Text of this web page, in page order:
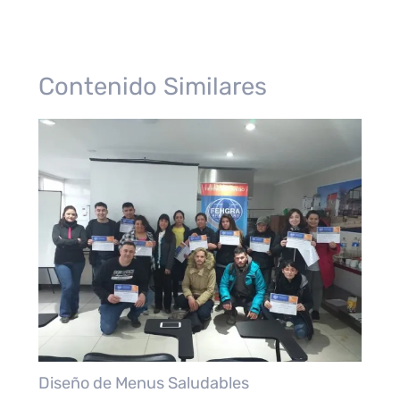
Contenido Similares
Diseño de Menus Saludables